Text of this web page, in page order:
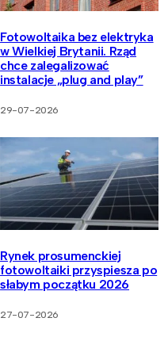
Fotowoltaika bez elektryka
w Wielkiej Brytanii. Rząd
chce zalegalizować
instalacje „plug and play”
29-07-2026
Rynek prosumenckiej
fotowoltaiki przyspiesza po
słabym początku 2026
27-07-2026